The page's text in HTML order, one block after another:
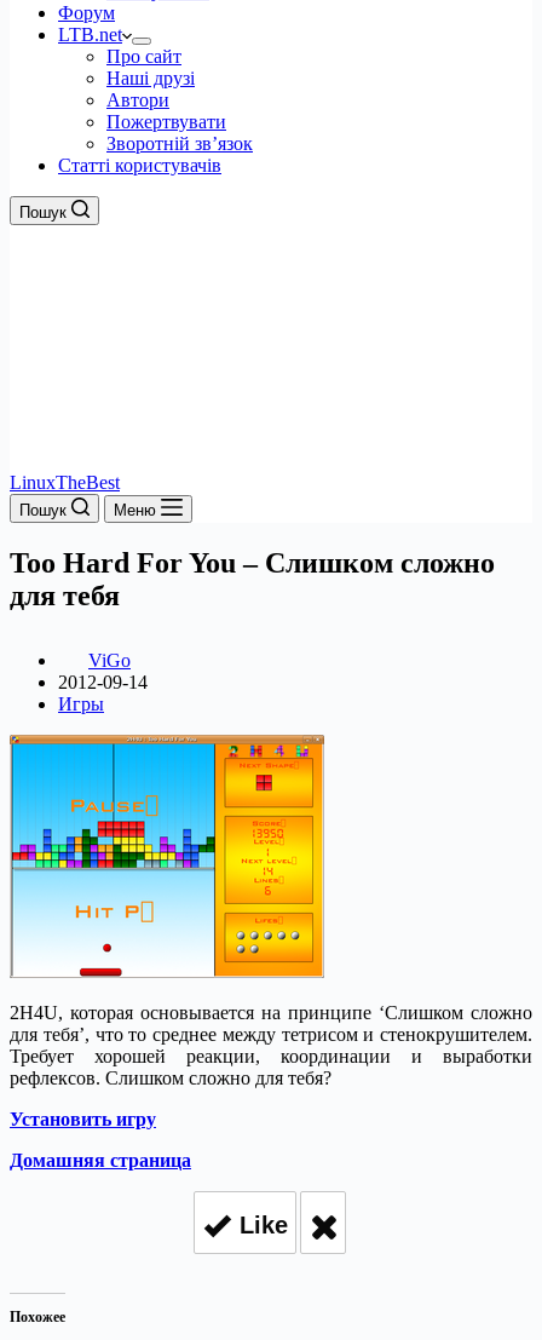
Форум
LTB.net
Про сайт
Наші друзі
Автори
Пожертвувати
Зворотній зв’язок
Статті користувачів
Пошук
LinuxTheBest
Пошук Меню
Too Hard For You – Слишком сложно
для тебя
ViGo
2012-09-14
Игры
2H4U, которая основывается на принципе ‘Слишком сложно
для тебя’, что то среднее между тетрисом и стенокрушителем.
Требует хорошей реакции, координации и выработки
рефлексов. Слишком сложно для тебя?
Установить игру
Домашняя страница
Like
Похожее